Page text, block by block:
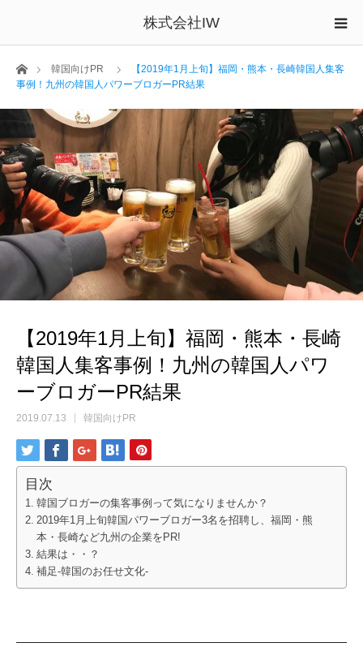
株式会社IW
ホーム韓国向けPR
【2019年1月上旬】福岡・熊本・長崎韓国人集客
事例！九州の韓国人パワーブロガーPR結果
【2019年1月上旬】福岡・熊本・長崎
韓国人集客事例！九州の韓国人パワ
ーブロガーPR結果
2019.07.13 韓国向けPR
目次
韓国ブロガーの集客事例って気になりませんか？
2019年1月上旬韓国パワーブロガー3名を招聘し、福岡・熊
本・長崎など九州の企業をPR!
結果は・・？
補足-韓国のお任せ文化-